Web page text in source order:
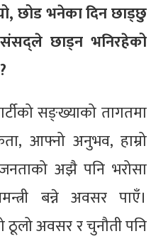
छोड भनेका दिन छाड्छु
छाड्न भनिरहेको
सङ्ख्याको तागतमा
आफ्नो अनुभव, हाम्रो
जनताको अझै पनि भरोसा
बन्ने अवसर पाएँ।
अवसर र चुनौती पनि